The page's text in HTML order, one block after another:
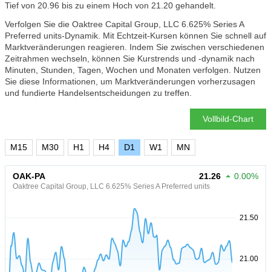
Tief von 20.96 bis zu einem Hoch von 21.20 gehandelt.
Verfolgen Sie die Oaktree Capital Group, LLC 6.625% Series A
Preferred units-Dynamik. Mit Echtzeit-Kursen können Sie schnell auf
Marktveränderungen reagieren. Indem Sie zwischen verschiedenen
Zeitrahmen wechseln, können Sie Kurstrends und -dynamik nach
Minuten, Stunden, Tagen, Wochen und Monaten verfolgen. Nutzen
Sie diese Informationen, um Marktveränderungen vorherzusagen
und fundierte Handelsentscheidungen zu treffen.
Vollbild-Chart
M15 M30 H1 H4 D1 W1 MN
OAK-PA
Oaktree Capital Group, LLC 6.625% Series A Preferred units
21.26 0.00%